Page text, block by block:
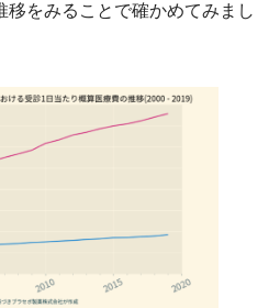
移をみることで確かめてみまし